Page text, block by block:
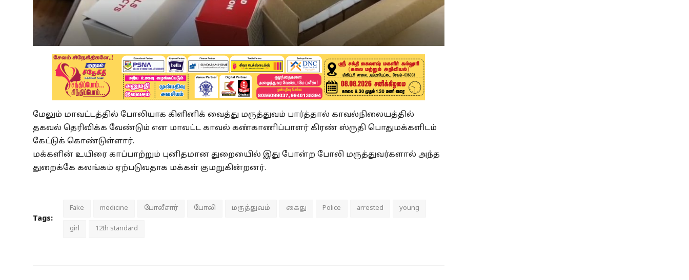
மேலும் மாவட்டத்தில் போலியாக கிளினிக் வைத்து மருத்துவம் பார்த்தால் காவல்நிலையத்தில்
தகவல் தெரிவிக்க வேண்டும் என மாவட்ட காவல் கண்காணிப்பாளர் கிரண் ஸ்ருதி பொதுமக்களிடம்
கேட்டுக் கொண்டுள்ளார்.
மக்களின் உயிரை காப்பாற்றும் புனிதமான துறையைில் இது போன்ற போலி மருத்துவர்களால் அந்த
துறைக்கே கலங்கம் ஏற்படுவதாக மக்கள் குமறுகின்றனர்.
Tags:
Fake medicine போலீசார் போலி மருத்துவம் கைது Police arrested young
girl 12th standard